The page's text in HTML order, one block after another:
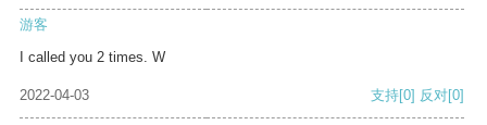
游客
I called you 2 times. W
2022-04-03 支持[0] 反对[0]